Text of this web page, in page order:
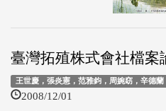
臺灣拓殖株式會社檔案
王世慶，張炎憲，范雅鈞，周婉窈，辛德蘭
2008/12/01